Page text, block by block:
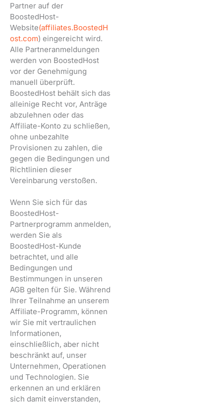
Partner auf der
BoostedHost-
Website(affiliates.BoostedH
ost.com) eingereicht wird.
Alle Partneranmeldungen
werden von BoostedHost
vor der Genehmigung
manuell überprüft.
BoostedHost behält sich das
alleinige Recht vor, Anträge
abzulehnen oder das
Affiliate-Konto zu schließen,
ohne unbezahlte
Provisionen zu zahlen, die
gegen die Bedingungen und
Richtlinien dieser
Vereinbarung verstoßen.
Wenn Sie sich für das
BoostedHost-
Partnerprogramm anmelden,
werden Sie als
BoostedHost-Kunde
betrachtet, und alle
Bedingungen und
Bestimmungen in unseren
AGB gelten für Sie. Während
Ihrer Teilnahme an unserem
Affiliate-Programm, können
wir Sie mit vertraulichen
Informationen,
einschließlich, aber nicht
beschränkt auf, unser
Unternehmen, Operationen
und Technologien. Sie
erkennen an und erklären
sich damit einverstanden,